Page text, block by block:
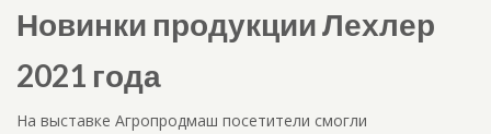
Новинки продукции Лехлер
2021 года
На выставке Агропродмаш посетители смогли